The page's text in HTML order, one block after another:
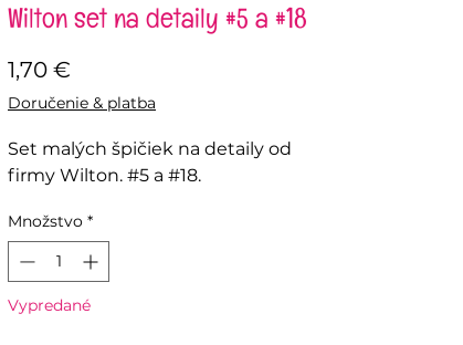
Wilton set na detaily #5 a #18
1,70 €
Doručenie & platba
Set malých špičiek na detaily od
firmy Wilton. #5 a #18.
Množstvo *
Vypredané